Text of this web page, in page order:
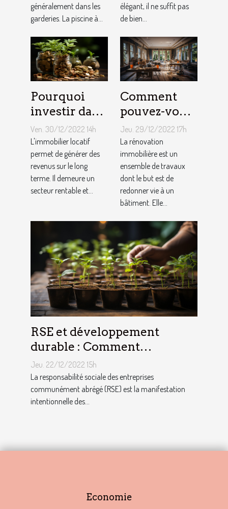
généralement dans les
garderies. La piscine à...
élégant, il ne suffit pas
de bien...
Pourquoi
investir dans
l'immobilier
?
Ven. 30/12/2022 14h
L'immobilier locatif
permet de générer des
revenus sur le long
terme. Il demeure un
secteur rentable et...
Comment
pouvez-vous
faire une
rénovation
immobilière
?
Jeu. 29/12/2022 17h
La rénovation
immobilière est un
ensemble de travaux
dont le but est de
redonner vie à un
bâtiment. Elle...
RSE et développement
durable : Comment
décrocher vite un emploi
avec ce profil ?
Jeu. 22/12/2022 15h
La responsabilité sociale des entreprises
communément abrégé (RSE) est la manifestation
intentionnelle des...
Economie